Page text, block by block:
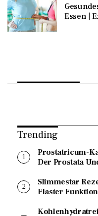
Essen |
Trending
Prostatricum-
Der Prostata
Slimmestar
Flaster